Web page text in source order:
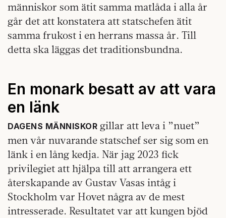
människor som ätit samma matlåda i alla år
går det att konstatera att statschefen ätit
samma frukost i en herrans massa år. Till
detta ska läggas det traditionsbundna.
En monark besatt av att vara
en länk
DAGENS MÄNNISKOR gillar att leva i ”nuet”
men vår nuvarande statschef ser sig som en
länk i en lång kedja. När jag 2023 fick
privilegiet att hjälpa till att arrangera ett
återskapande av Gustav Vasas intåg i
Stockholm var Hovet några av de mest
intresserade. Resultatet var att kungen bjöd